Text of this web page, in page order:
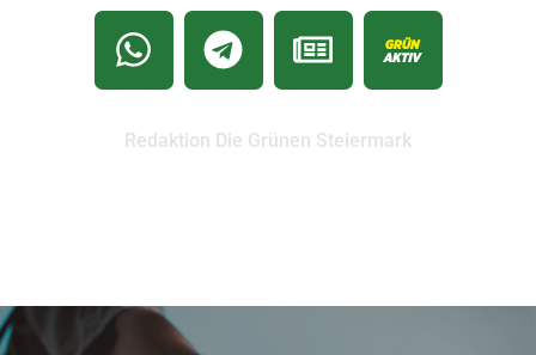
Redaktion Die Grünen Steiermark